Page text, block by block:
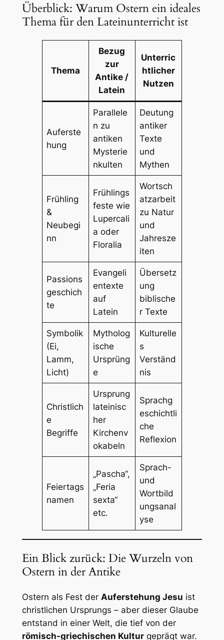
Überblick: Warum Ostern ein ideales
Thema für den Lateinunterricht ist
Thema
Bezug
zur
Antike /
Latein
Unterric
htlicher
Nutzen
Auferste
hung
Parallele
n zu
antiken
Mysterie
nkulten
Deutung
antiker
Texte
und
Mythen
Frühling
&
Neubegi
nn
Frühlings
feste wie
Lupercali
a oder
Floralia
Wortsch
atzarbeit
zu Natur
und
Jahresze
iten
Passions
geschich
te
Evangeli
entexte
auf
Latein
Übersetz
ung
biblische
r Texte
Symbolik
(Ei,
Lamm,
Licht)
Mytholog
ische
Ursprüng
e
Kulturelle
s
Verständ
nis
Christlich
e
Begriffe
Ursprung
lateinisc
her
Kirchenv
okabeln
Sprachg
eschichtli
che
Reflexion
Feiertags
namen
„Pascha“,
„Feria
sexta“
etc.
Sprach-
und
Wortbild
ungsanal
yse
Ein Blick zurück: Die Wurzeln von
Ostern in der Antike
Ostern als Fest der Auferstehung Jesu ist
christlichen Ursprungs – aber dieser Glaube
entstand in einer Welt, die tief von der
römisch-griechischen Kulturgeprägt war.